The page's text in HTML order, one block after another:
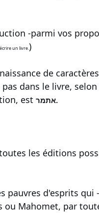
-parmi vos
un livre.)
de
dans le livre,
est
אתמר.
les éditions
pauvres d'esprits qui
Mahomet, par